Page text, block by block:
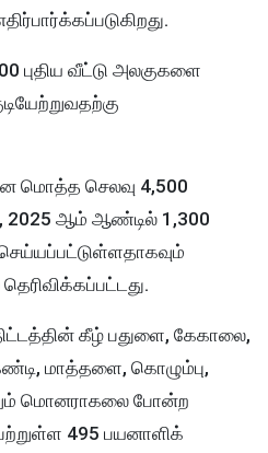
புதிய வீட்டு அலகுகளை
மொத்த செலவு 4,500
2025 ஆம் ஆண்டில் 1,300
கீழ் பதுளை, கேகாலை,
மாத்தளை, கொழும்பு,
மொனராகலை போன்ற
495 பயனாளிக்